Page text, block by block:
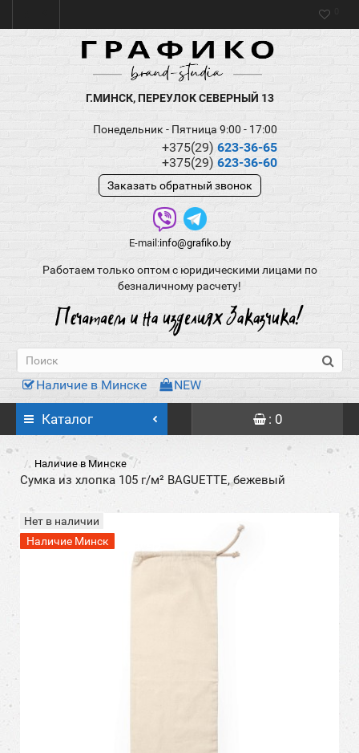
Г.МИНСК, ПЕРЕУЛОК СЕВЕРНЫЙ 13
Понедельник - Пятница 9:00 - 17:00
+375(29) 623-36-65
+375(29) 623-36-60
Заказать обратный звонок
E-mail:info@grafiko.by
Работаем только оптом с юридическими лицами по
безналичному расчету!
Наличие в Минске NEW
Каталог : 0
Наличие в Минске
Сумка из хлопка 105 г/м² BAGUETTE, бежевый
Нет в наличии
Наличие Минск